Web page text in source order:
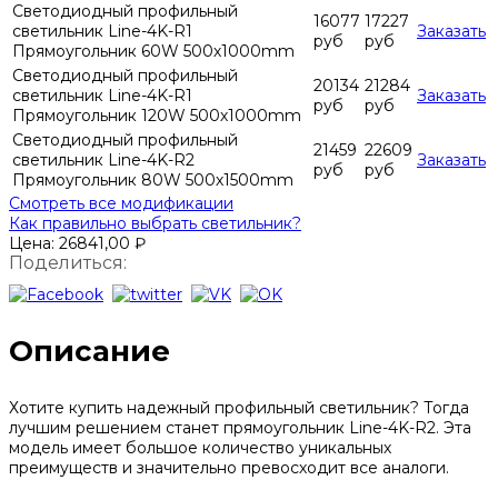
Светодиодный профильный
светильник Line-4K-R1
Прямоугольник 60W 500х1000mm
16077
руб
17227
руб
Заказать
Светодиодный профильный
светильник Line-4K-R1
Прямоугольник 120W 500х1000mm
20134
руб
21284
руб
Заказать
Светодиодный профильный
светильник Line-4K-R2
Прямоугольник 80W 500х1500mm
21459
руб
22609
руб
Заказать
Смотреть все модификации
Как правильно выбрать светильник?
Цена: 26841,00 ₽
Поделиться:
Описание
Хотите купить надежный профильный светильник? Тогда
лучшим решением станет прямоугольник Line-4K-R2. Эта
модель имеет большое количество уникальных
преимуществ и значительно превосходит все аналоги.